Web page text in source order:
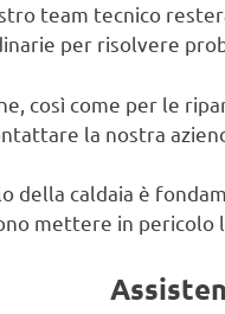
team tecnico
per risolvere
così come per le
la nostra
della caldaia è
mettere in pericolo